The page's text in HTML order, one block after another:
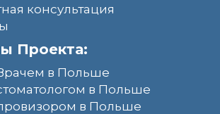
консультация
Проекта:
в Польше
в Польше
в Польше